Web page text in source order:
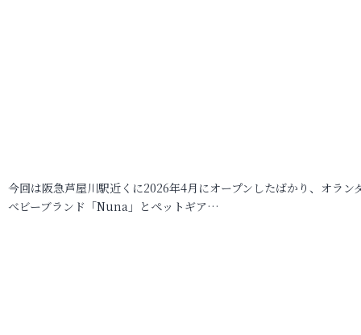
今回は阪急芦屋川駅近くに2026年4月にオープンしたばかり、オラン
ベビーブランド「Nuna」とペットギア…